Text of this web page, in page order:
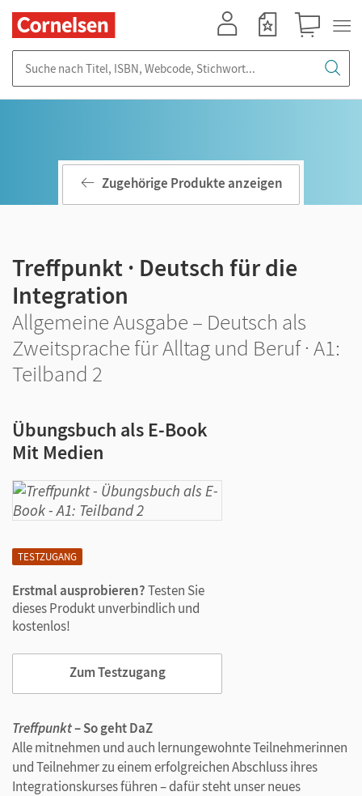
TESTZUGANG
Erstmal ausprobieren?Testen Sie
dieses Produkt unverbindlich und
kostenlos!
Zum Testzugang
Zugehörige Produkte anzeigen
Treffpunkt · Deutsch für die
Integration
Allgemeine Ausgabe – Deutsch als
Zweitsprache für Alltag und Beruf · A1:
Teilband 2
Übungsbuch als E-Book
Mit Medien
Treffpunkt– So geht DaZ
Alle mitnehmen und auch lernungewohnte Teilnehmerinnen
und Teilnehmer zu einem erfolgreichen Abschluss ihres
Integrationskurses führen – dafür steht unser neues